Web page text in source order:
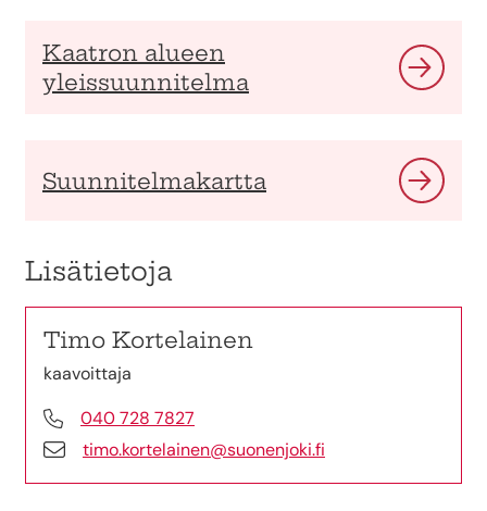
Kaatron alueen
yleissuunnitelma
Suunnitelmakartta
Lisätietoja
Timo Kortelainen
kaavoittaja
040 728 7827
timo.kortelainen@suonenjoki.fi